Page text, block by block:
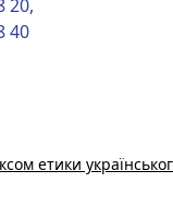
20,
40
етики